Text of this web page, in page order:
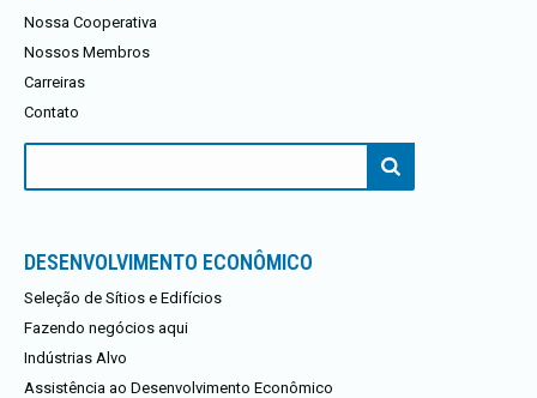
Nossa Cooperativa
Nossos Membros
Carreiras
Contato
DESENVOLVIMENTO ECONÔMICO
Seleção de Sítios e Edifícios
Fazendo negócios aqui
Indústrias Alvo
Assistência ao Desenvolvimento Econômico